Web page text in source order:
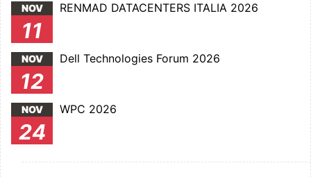
NOV
11
RENMAD DATACENTERS ITALIA 2026
NOV
12
Dell Technologies Forum 2026
NOV
24
WPC 2026